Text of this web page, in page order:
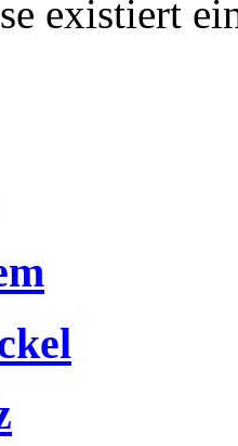
existiert